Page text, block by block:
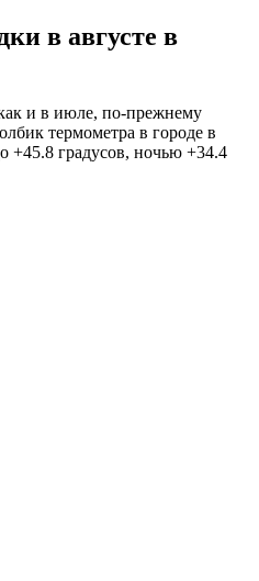
в августе в
и в июле, по-прежнему
термометра в городе в
+45.8 градусов, ночью +34.4